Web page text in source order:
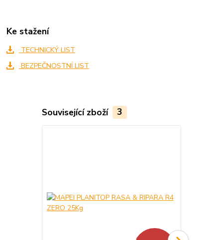
Ke stažení
TECHNICKÝ LIST
BEZPEČNOSTNÍ LIST
Související zboží 3